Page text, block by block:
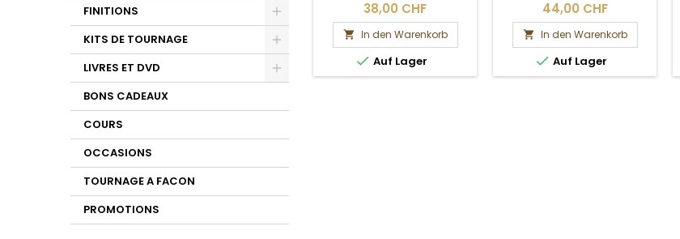
FINITIONS
Toggle
KITS DE TOURNAGE
Toggle
LIVRES ET DVD
BONS CADEAUX
COURS
OCCASIONS
TOURNAGE A FACON
PROMOTIONS
38,00 CHF
 In den Warenkorb
 Auf Lager
44,00 CHF
 In den Warenkorb
 Auf Lager